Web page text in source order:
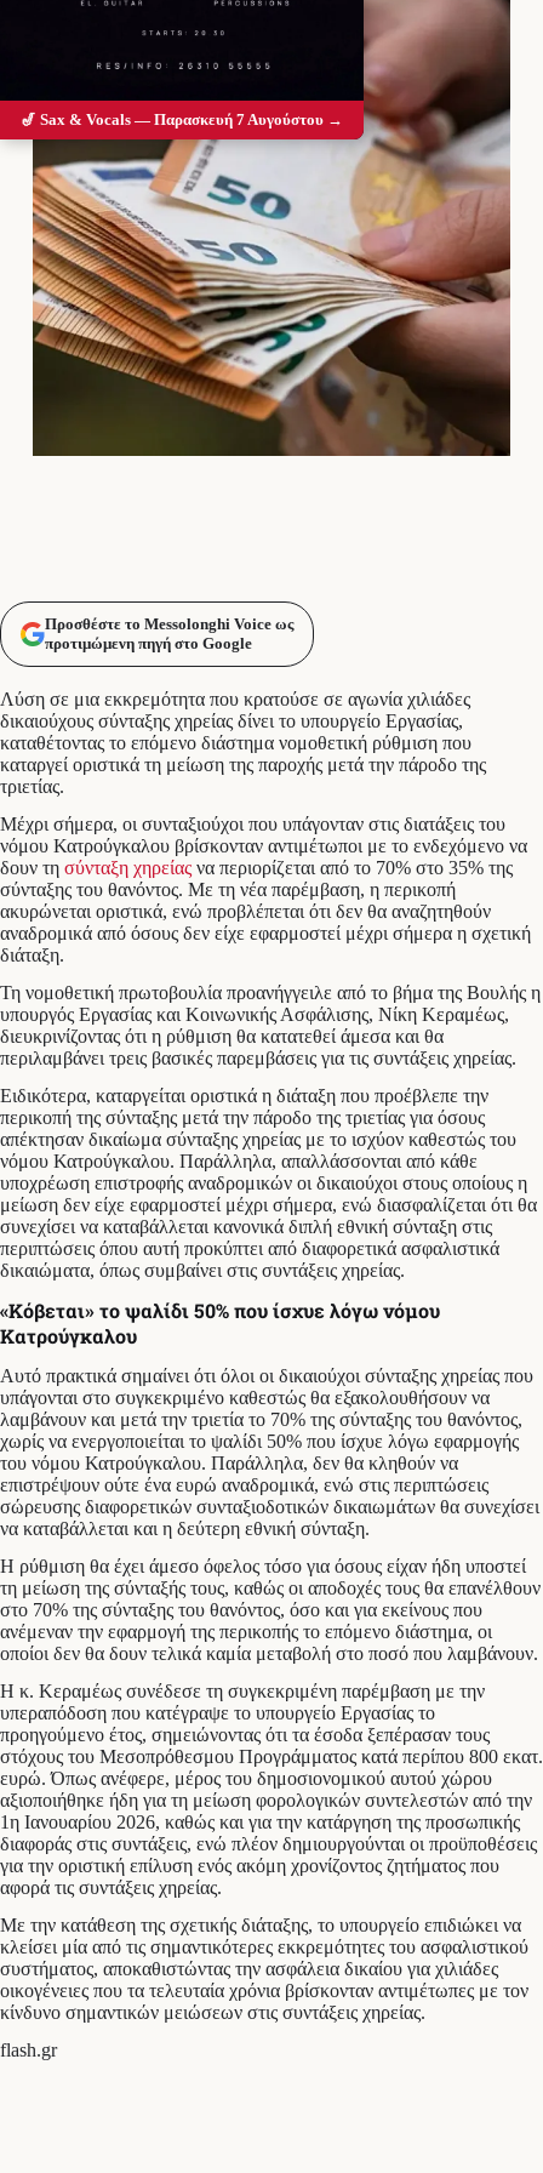
Προσθέστε το Messolonghi Voice ως
προτιμώμενη πηγή στο Google
Λύση σε μια εκκρεμότητα που κρατούσε σε αγωνία χιλιάδες
δικαιούχους σύνταξης χηρείας δίνει το υπουργείο Εργασίας,
καταθέτοντας το επόμενο διάστημα νομοθετική ρύθμιση που
καταργεί οριστικά τη μείωση της παροχής μετά την πάροδο της
τριετίας.
Μέχρι σήμερα, οι συνταξιούχοι που υπάγονταν στις διατάξεις του
νόμου Κατρούγκαλου βρίσκονταν αντιμέτωποι με το ενδεχόμενο να
δουν τη σύνταξη χηρείας να περιορίζεται από το 70% στο 35% της
σύνταξης του θανόντος. Με τη νέα παρέμβαση, η περικοπή
ακυρώνεται οριστικά, ενώ προβλέπεται ότι δεν θα αναζητηθούν
αναδρομικά από όσους δεν είχε εφαρμοστεί μέχρι σήμερα η σχετική
διάταξη.
Τη νομοθετική πρωτοβουλία προανήγγειλε από το βήμα της Βουλής η
υπουργός Εργασίας και Κοινωνικής Ασφάλισης, Νίκη Κεραμέως,
διευκρινίζοντας ότι η ρύθμιση θα κατατεθεί άμεσα και θα
περιλαμβάνει τρεις βασικές παρεμβάσεις για τις συντάξεις χηρείας.
Ειδικότερα, καταργείται οριστικά η διάταξη που προέβλεπε την
περικοπή της σύνταξης μετά την πάροδο της τριετίας για όσους
απέκτησαν δικαίωμα σύνταξης χηρείας με το ισχύον καθεστώς του
νόμου Κατρούγκαλου. Παράλληλα, απαλλάσσονται από κάθε
υποχρέωση επιστροφής αναδρομικών οι δικαιούχοι στους οποίους η
μείωση δεν είχε εφαρμοστεί μέχρι σήμερα, ενώ διασφαλίζεται ότι θα
συνεχίσει να καταβάλλεται κανονικά διπλή εθνική σύνταξη στις
περιπτώσεις όπου αυτή προκύπτει από διαφορετικά ασφαλιστικά
δικαιώματα, όπως συμβαίνει στις συντάξεις χηρείας.
«Κόβεται» το ψαλίδι 50% που ίσχυε λόγω νόμου
Κατρούγκαλου
Αυτό πρακτικά σημαίνει ότι όλοι οι δικαιούχοι σύνταξης χηρείας που
υπάγονται στο συγκεκριμένο καθεστώς θα εξακολουθήσουν να
λαμβάνουν και μετά την τριετία το 70% της σύνταξης του θανόντος,
χωρίς να ενεργοποιείται το ψαλίδι 50% που ίσχυε λόγω εφαρμογής
του νόμου Κατρούγκαλου. Παράλληλα, δεν θα κληθούν να
επιστρέψουν ούτε ένα ευρώ αναδρομικά, ενώ στις περιπτώσεις
σώρευσης διαφορετικών συνταξιοδοτικών δικαιωμάτων θα συνεχίσει
να καταβάλλεται και η δεύτερη εθνική σύνταξη.
Η ρύθμιση θα έχει άμεσο όφελος τόσο για όσους είχαν ήδη υποστεί
τη μείωση της σύνταξής τους, καθώς οι αποδοχές τους θα επανέλθουν
στο 70% της σύνταξης του θανόντος, όσο και για εκείνους που
ανέμεναν την εφαρμογή της περικοπής το επόμενο διάστημα, οι
οποίοι δεν θα δουν τελικά καμία μεταβολή στο ποσό που λαμβάνουν.
Η κ. Κεραμέως συνέδεσε τη συγκεκριμένη παρέμβαση με την
υπεραπόδοση που κατέγραψε το υπουργείο Εργασίας το
προηγούμενο έτος, σημειώνοντας ότι τα έσοδα ξεπέρασαν τους
στόχους του Μεσοπρόθεσμου Προγράμματος κατά περίπου 800 εκατ.
ευρώ. Όπως ανέφερε, μέρος του δημοσιονομικού αυτού χώρου
αξιοποιήθηκε ήδη για τη μείωση φορολογικών συντελεστών από την
1η Ιανουαρίου 2026, καθώς και για την κατάργηση της προσωπικής
διαφοράς στις συντάξεις, ενώ πλέον δημιουργούνται οι προϋποθέσεις
για την οριστική επίλυση ενός ακόμη χρονίζοντος ζητήματος που
αφορά τις συντάξεις χηρείας.
Με την κατάθεση της σχετικής διάταξης, το υπουργείο επιδιώκει να
κλείσει μία από τις σημαντικότερες εκκρεμότητες του ασφαλιστικού
συστήματος, αποκαθιστώντας την ασφάλεια δικαίου για χιλιάδες
οικογένειες που τα τελευταία χρόνια βρίσκονταν αντιμέτωπες με τον
κίνδυνο σημαντικών μειώσεων στις συντάξεις χηρείας.
flash.gr
🎷 Sax & Vocals — Παρασκευή 7 Αυγούστου →